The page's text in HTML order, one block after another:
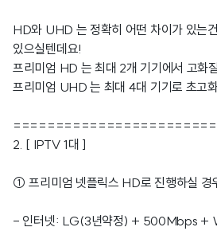
HD와 UHD 는 정확히 어떤 차이가 있는
있으실텐데요!
프리미엄 HD 는 최대 2개 기기에서 고화
프리미엄 UHD 는 최대 4대 기기로 초고
2. [ IPTV 1대 ]
① 프리미엄 넷플릭스 HD로 진행하실 경
- 인터넷: LG(3년약정) + 500Mbps +